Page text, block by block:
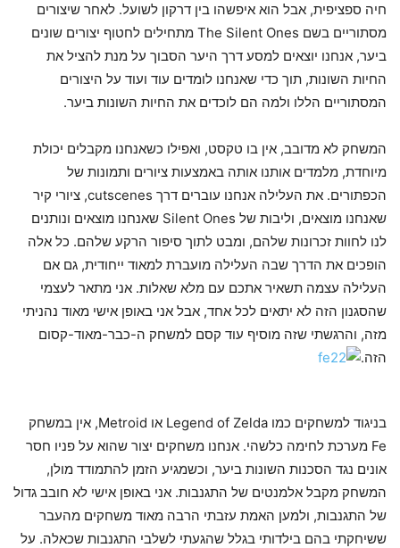
חיה ספציפית, אבל הוא איפשהו בין דרקון לשועל. לאחר שיצורים
מסתוריים בשם The Silent Ones מתחילים לחטוף יצורים שונים
ביער, אנחנו יוצאים למסע דרך היער הסבוך על מנת להציל את
החיות השונות, תוך כדי שאנחנו לומדים עוד ועוד על היצורים
המסתוריים הללו ולמה הם לוכדים את החיות השונות ביער.
המשחק לא מדובב, אין בו טקסט, ואפילו כשאנחנו מקבלים יכולת
מיוחדת, מלמדים אותנו אותה באמצעות ציורים ותמונות של
הכפתורים. את העלילה אנחנו עוברים דרך cutscenes, ציורי קיר
שאנחנו מוצאים, וליבות של Silent Ones שאנחנו מוצאים ונותנים
לנו לחוות זכרונות שלהם, ומבט לתוך סיפור הרקע שלהם. כל אלה
הופכים את הדרך שבה העלילה מועברת למאוד ייחודית, גם אם
העלילה עצמה תשאיר אתכם עם מלא שאלות. אני מתאר לעצמי
שהסגנון הזה לא יתאים לכל אחד, אבל אני באופן אישי מאוד נהניתי
מזה, והרגשתי שזה מוסיף עוד קסם למשחק ה-כבר-מאוד-קסום
הזה.
בניגוד למשחקים כמו Legend of Zelda או Metroid, אין במשחק
Fe מערכת לחימה כלשהי. אנחנו משחקים יצור שהוא על פניו חסר
אונים נגד הסכנות השונות ביער, וכשמגיע הזמן להתמודד מולן,
המשחק מקבל אלמנטים של התגנבות. אני באופן אישי לא חובב גדול
של התגנבות, ולמען האמת עזבתי הרבה מאוד משחקים מהעבר
ששיחקתי בהם בילדותי בגלל שהגעתי לשלבי התגנבות שכאלה. על